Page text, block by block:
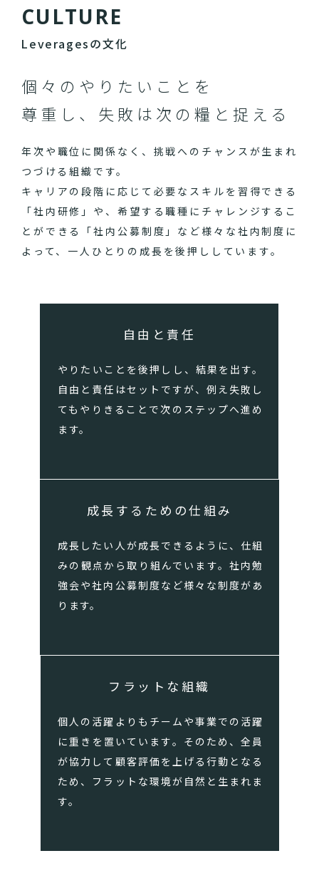
CULTURE
Leveragesの文化
個々のやりたいことを
尊重し、失敗は次の糧と捉える
年次や職位に関係なく、挑戦へのチャンスが生まれ
つづける組織です。
キャリアの段階に応じて必要なスキルを習得できる
「社内研修」や、希望する職種にチャレンジするこ
とができる「社内公募制度」など様々な社内制度に
よって、一人ひとりの成長を後押ししています。
自由と責任
やりたいことを後押しし、結果を出す。
自由と責任はセットですが、例え失敗し
てもやりきることで次のステップへ進め
ます。
成長するための仕組み
成長したい人が成長できるように、仕組
みの観点から取り組んでいます。社内勉
強会や社内公募制度など様々な制度があ
ります。
フラットな組織
個人の活躍よりもチームや事業での活躍
に重きを置いています。そのため、全員
が協力して顧客評価を上げる行動となる
ため、フラットな環境が自然と生まれま
す。